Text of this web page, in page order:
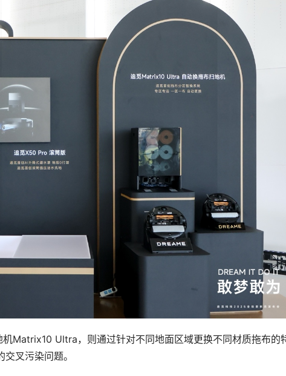
机Matrix10 Ultra，则通过针对不同地面区域更换不同材质拖布的
叉污染问题。